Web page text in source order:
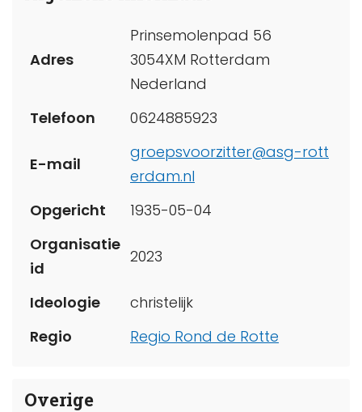
Adres
Prinsemolenpad 56
3054XM Rotterdam
Nederland
Telefoon
0624885923
E-mail
groepsvoorzitter@asg-rott
erdam.nl
Opgericht
1935-05-04
Organisatie
id
2023
Ideologie
christelijk
Regio
Regio Rond de Rotte
Overige